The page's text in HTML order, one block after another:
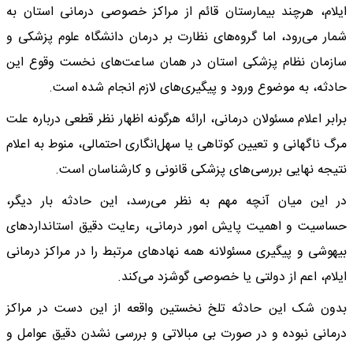
ایلام، هرچند بیمارستان قائم از مراکز خصوصی درمانی استان به
شمار می‌رود، اما گروه‌های نظارت بر درمان دانشگاه علوم پزشکی و
سازمان نظام پزشکی استان در همان ساعت‌های نخست وقوع این
حادثه، به موضوع ورود و پیگیری‌های لازم انجام شده است.
برابر اعلام مسئولان درمانی، ارائه هرگونه اظهار نظر قطعی درباره علت
مرگ ناگهانی و تعیین کوتاهی یا سهل‌انگاری احتمالی، منوط به اعلام
نتیجه نهایی بررسی‌های پزشکی قانونی و کارشناسان است.
در این میان آنچه مهم به نظر می‌رسد، این حادثه بار دیگر،
حساسیت و اهمیت پایش امور درمانی، رعایت دقیق استاندارد‌های
بیهوشی و پیگیری مسئولانه همه نهاد‌های مرتبط را در مراکز درمانی
ایلام، اعم از دولتی یا خصوصی گوشزد می‌کند.
بدون شک این حادثه تلخ نخستین واقعه از این دست در مراکز
درمانی نبوده و در صورت بی مبالاتی و بررسی نشدن دقیق عوامل و